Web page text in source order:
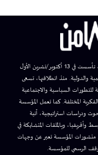
مؤسسة إعلامية وبحثية مستقلة ماليًا وإداريًا، تأسست في 13 أكتوبر/تشرين الأول
والدولية. منذ انطلاقتها، تسعى
للتطورات السياسية والاجتماعية
الفكرية المختلفة. كما تعمل المؤسسة
ودراسات استراتيجية، آنية
وبالملفات المتشابكة في
في منشورات المؤسسة تعبر عن وجهات
الرسمي للمؤسسة.